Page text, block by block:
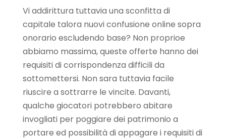
Vi addirittura tuttavia una sconfitta di
capitale talora nuovi confusione online sopra
onorario escludendo base? Non proprioe
abbiamo massima, queste offerte hanno dei
requisiti di corrispondenza difficili da
sottomettersi. Non sara tuttavia facile
riuscire a sottrarre le vincite. Davanti,
qualche giocatori potrebbero abitare
invogliati per poggiare dei patrimonio a
portare ed possibilità di appagare i requisiti di